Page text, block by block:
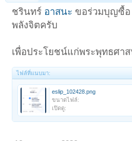
ชรินทร์ อาสนะ ขอร่วมบุญซื้อ
พลังจิตครับ
เพื่อประโยชน์แก่พระพุทธศา
ไฟล์ที่แนบมา:
eslip_102428.png
ขนาดไฟล์:
เปิดดู: